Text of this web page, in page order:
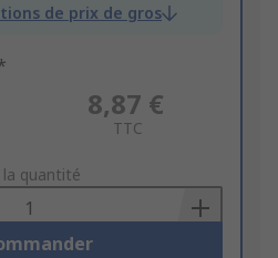
de prix de gros
8,87 €
TTC
quantité